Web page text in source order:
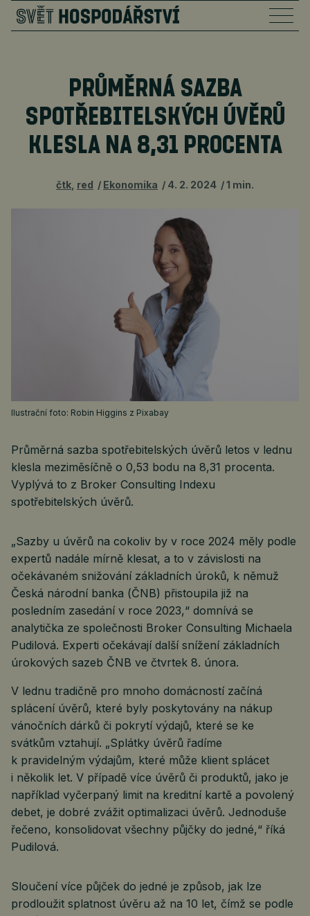
PRŮMĚRNÁ SAZBA
SPOTŘEBITELSKÝCH ÚVĚRŮ
KLESLA NA 8,31 PROCENTA
čtk red Ekonomika 4. 2. 2024 1 min.
Ilustrační foto: Robin Higgins z Pixabay
Průměrná sazba spotřebitelských úvěrů letos v lednu
klesla meziměsíčně o 0,53 bodu na 8,31 procenta.
Vyplývá to z Broker Consulting Indexu
spotřebitelských úvěrů.
„Sazby u úvěrů na cokoliv by v roce 2024 měly podle
expertů nadále mírně klesat, a to v závislosti na
očekávaném snižování základních úroků, k němuž
Česká národní banka (ČNB) přistoupila již na
posledním zasedání v roce 2023,“ domnívá se
analytička ze společnosti Broker Consulting Michaela
Pudilová. Experti očekávají další snížení základních
úrokových sazeb ČNB ve čtvrtek 8. února.
V lednu tradičně pro mnoho domácností začíná
splácení úvěrů, které byly poskytovány na nákup
vánočních dárků či pokrytí výdajů, které se ke
svátkům vztahují. „Splátky úvěrů řadíme
k pravidelným výdajům, které může klient splácet
i několik let. V případě více úvěrů či produktů, jako je
například vyčerpaný limit na kreditní kartě a povolený
debet, je dobré zvážit optimalizaci úvěrů. Jednoduše
řečeno, konsolidovat všechny půjčky do jedné,“ říká
Pudilová.
Sloučení více půjček do jedné je způsob, jak lze
prodloužit splatnost úvěru až na 10 let, čímž se podle